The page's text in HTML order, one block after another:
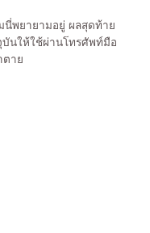
นี่พยายามอยู่ ผลสุดท้าย
นให้ใช้ผ่านโทรศัพท์มือ
ตาย